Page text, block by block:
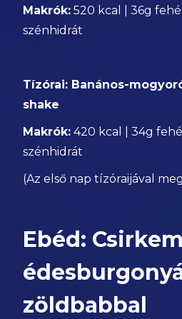
Makrók: 520 kcal | 36g
szénhidrát
Tízórai: Banános-
shake
Makrók: 420 kcal | 34g
szénhidrát
(Az első nap tízóraijával
Ebéd:
zöldbabbal